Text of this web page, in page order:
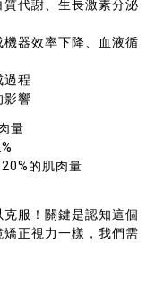
質代謝、生長激素分泌
機器效率下降、血液循
過程
影響
量
的肌肉量
服！關鍵是認知這個
正視力一樣，我們需